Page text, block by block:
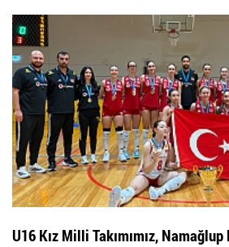
U16 Kız Milli Takımımız,